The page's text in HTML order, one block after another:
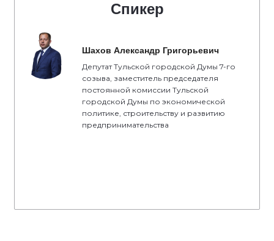
Спикер
Шахов Александр Григорьевич
Депутат Тульской городской Думы 7-го
созыва, заместитель председателя
постоянной комиссии Тульской
городской Думы по экономической
политике, строительству и развитию
предпринимательства